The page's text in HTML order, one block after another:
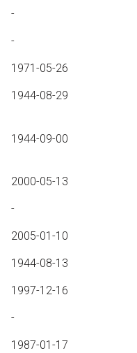
-
-
1971-05-26
1944-08-29
1944-09-00
2000-05-13
-
2005-01-10
1944-08-13
1997-12-16
-
1987-01-17